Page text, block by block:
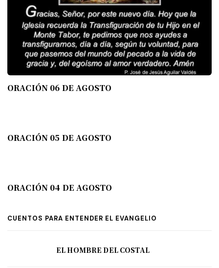
ORACIÓN 06 DE AGOSTO
ORACIÓN 05 DE AGOSTO
ORACIÓN 04 DE AGOSTO
CUENTOS PARA ENTENDER EL EVANGELIO
EL HOMBRE DEL COSTAL